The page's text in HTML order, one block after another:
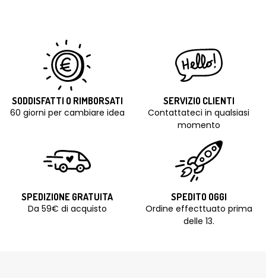
SODDISFATTI O RIMBORSATI
60 giorni per cambiare idea
SERVIZIO CLIENTI
Contattateci in qualsiasi
momento
SPEDIZIONE GRATUITA
Da 59€ di acquisto
SPEDITO OGGI
Ordine effecttuato prima
delle 13.